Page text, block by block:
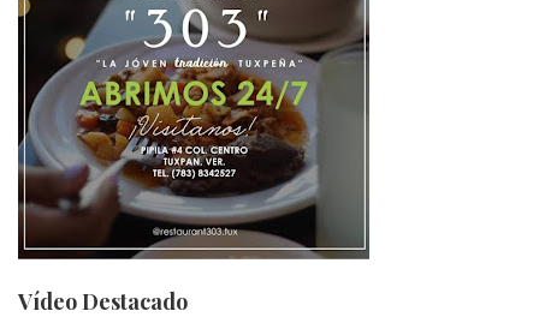
Vídeo Destacado